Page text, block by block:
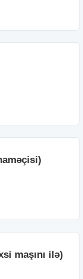
maşını ilə)